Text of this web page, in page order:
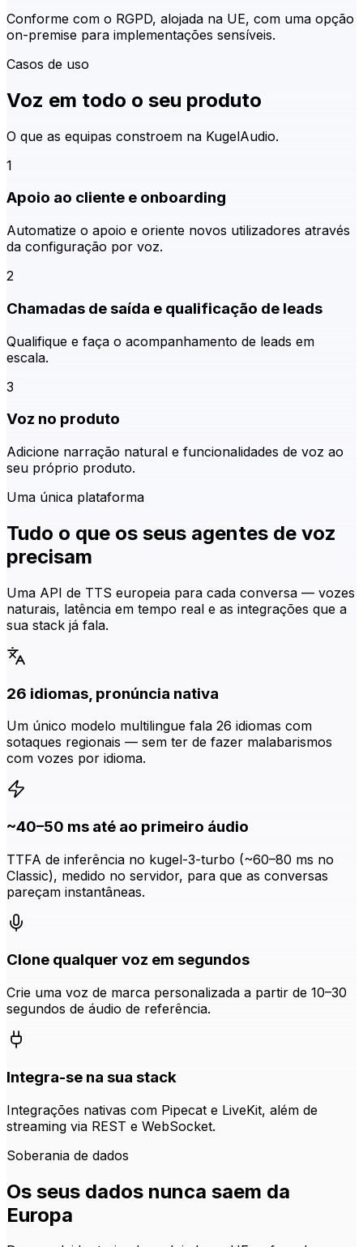
Conforme com o RGPD, alojada na UE, com uma opção
on-premise para implementações sensíveis.
Casos de uso
Voz em todo o seu produto
O que as equipas constroem na KugelAudio.
1
Apoio ao cliente e onboarding
Automatize o apoio e oriente novos utilizadores através
da configuração por voz.
2
Chamadas de saída e qualificação de leads
Qualifique e faça o acompanhamento de leads em
escala.
3
Voz no produto
Adicione narração natural e funcionalidades de voz ao
seu próprio produto.
Uma única plataforma
Tudo o que os seus agentes de voz
precisam
Uma API de TTS europeia para cada conversa — vozes
naturais, latência em tempo real e as integrações que a
sua stack já fala.
26 idiomas, pronúncia nativa
Um único modelo multilingue fala 26 idiomas com
sotaques regionais — sem ter de fazer malabarismos
com vozes por idioma.
~40–50 ms até ao primeiro áudio
TTFA de inferência no kugel-3-turbo (~60–80 ms no
Classic), medido no servidor, para que as conversas
pareçam instantâneas.
Clone qualquer voz em segundos
Crie uma voz de marca personalizada a partir de 10–30
segundos de áudio de referência.
Integra-se na sua stack
Integrações nativas com Pipecat e LiveKit, além de
streaming via REST e WebSocket.
Soberania de dados
Os seus dados nunca saem da
Europa